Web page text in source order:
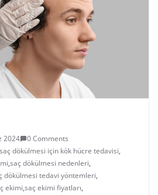
2024
0 Comments
saç dökülmesi için kök hücre tedavisi,
,saç dökülmesi nedenleri,
dökülmesi tedavi yöntemleri,
ekimi,saç ekimi fiyatları,